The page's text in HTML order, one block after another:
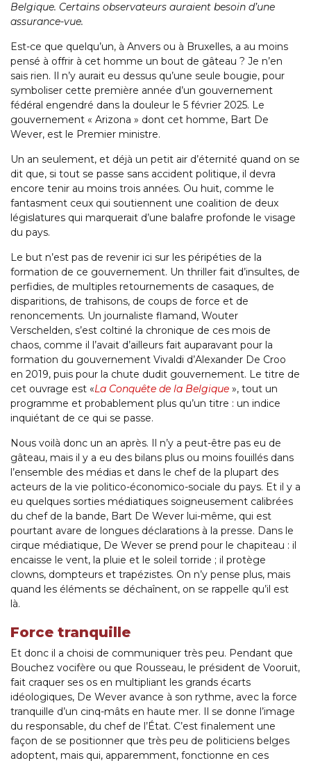
Belgique. Certains observateurs auraient besoin d’une
assurance-vue.
Est-ce que quelqu’un, à Anvers ou à Bruxelles, a au moins
pensé à offrir à cet homme un bout de gâteau ? Je n’en
sais rien. Il n’y aurait eu dessus qu’une seule bougie, pour
symboliser cette première année d’un gouvernement
fédéral engendré dans la douleur le 5 février 2025. Le
gouvernement « Arizona » dont cet homme, Bart De
Wever, est le Premier ministre.
Un an seulement, et déjà un petit air d’éternité quand on se
dit que, si tout se passe sans accident politique, il devra
encore tenir au moins trois années. Ou huit, comme le
fantasment ceux qui soutiennent une coalition de deux
législatures qui marquerait d’une balafre profonde le visage
du pays.
Le but n’est pas de revenir ici sur les péripéties de la
formation de ce gouvernement. Un thriller fait d’insultes, de
perfidies, de multiples retournements de casaques, de
disparitions, de trahisons, de coups de force et de
renoncements. Un journaliste flamand, Wouter
Verschelden, s’est coltiné la chronique de ces mois de
chaos, comme il l’avait d’ailleurs fait auparavant pour la
formation du gouvernement Vivaldi d’Alexander De Croo
en 2019, puis pour la chute dudit gouvernement. Le titre de
cet ouvrage est «La Conquête de la Belgique », tout un
programme et probablement plus qu’un titre : un indice
inquiétant de ce qui se passe.
Nous voilà donc un an après. Il n’y a peut-être pas eu de
gâteau, mais il y a eu des bilans plus ou moins fouillés dans
l’ensemble des médias et dans le chef de la plupart des
acteurs de la vie politico-économico-sociale du pays. Et il y a
eu quelques sorties médiatiques soigneusement calibrées
du chef de la bande, Bart De Wever lui-même, qui est
pourtant avare de longues déclarations à la presse. Dans le
cirque médiatique, De Wever se prend pour le chapiteau : il
encaisse le vent, la pluie et le soleil torride ; il protège
clowns, dompteurs et trapézistes. On n’y pense plus, mais
quand les éléments se déchaînent, on se rappelle qu’il est
là.
Force tranquille
Et donc il a choisi de communiquer très peu. Pendant que
Bouchez vocifère ou que Rousseau, le président de Vooruit,
fait craquer ses os en multipliant les grands écarts
idéologiques, De Wever avance à son rythme, avec la force
tranquille d’un cinq-mâts en haute mer. Il se donne l’image
du responsable, du chef de l’État. C’est finalement une
façon de se positionner que très peu de politiciens belges
adoptent, mais qui, apparemment, fonctionne en ces